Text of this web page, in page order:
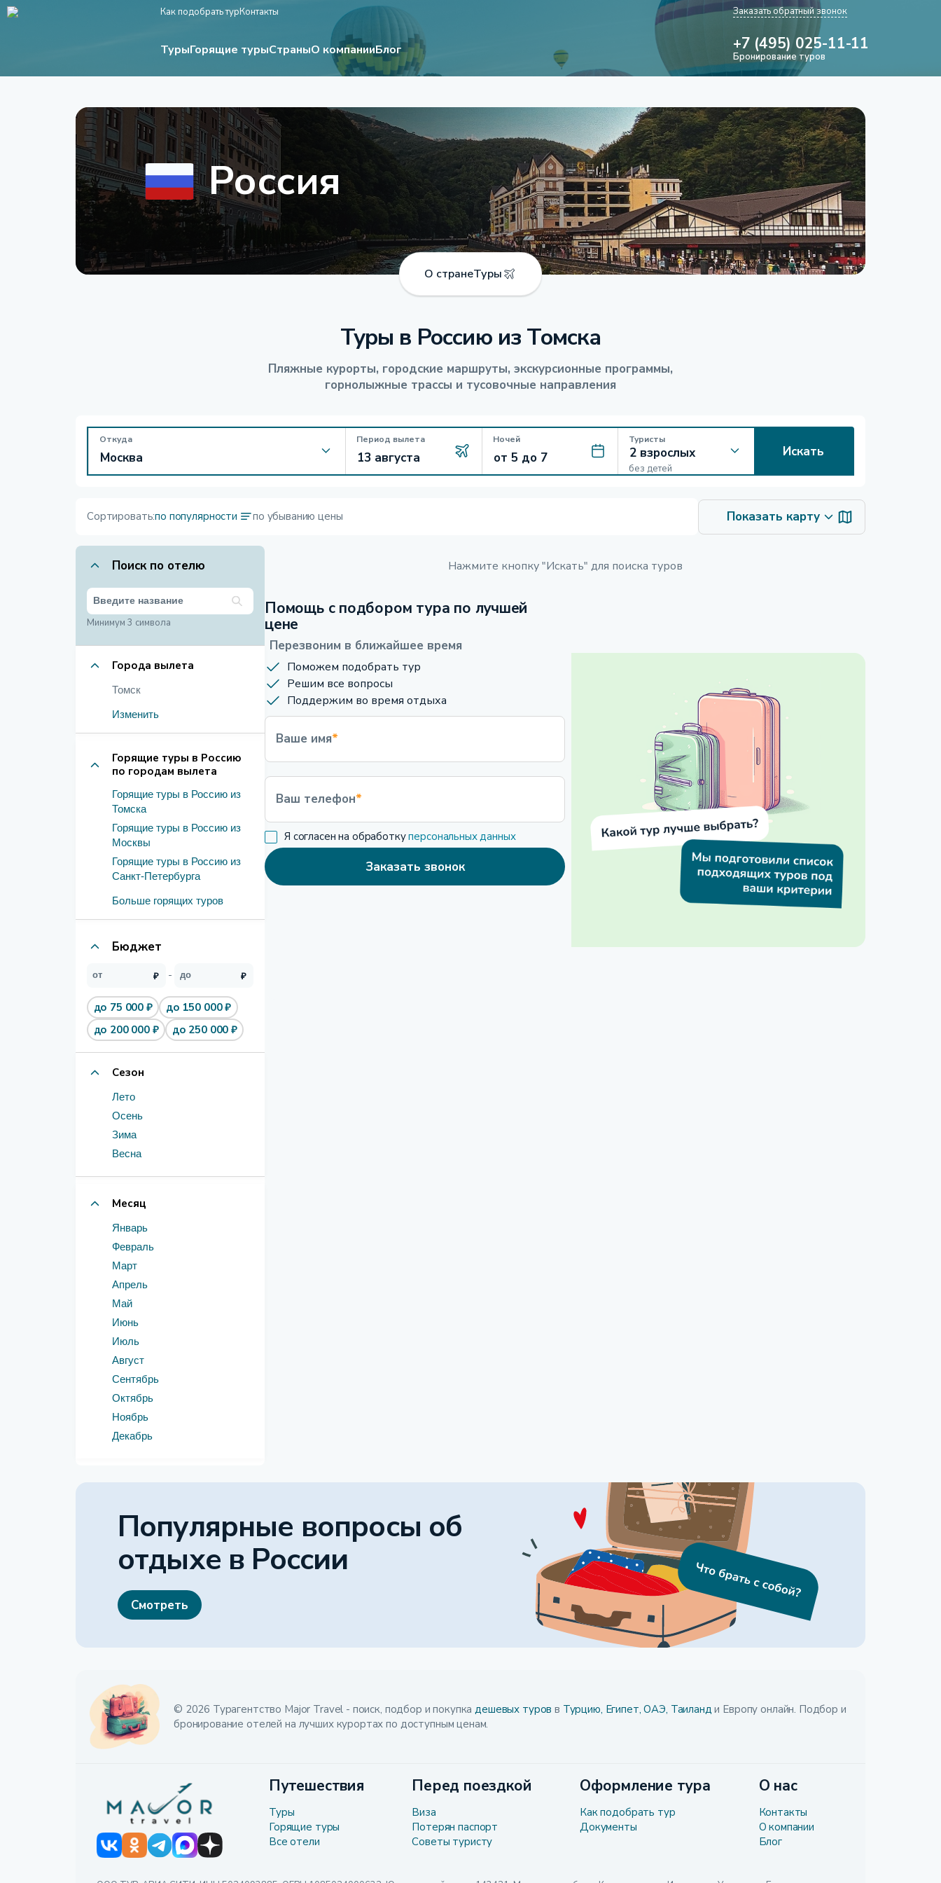
Как подобрать турКонтакты
ТурыГорящие турыСтраныО компанииБлог
Заказать обратный звонок
+7 (495) 025-11-11
Бронирование туров
Россия
О странеТуры
Туры в Россию из Томска
Пляжные курорты, городские маршруты, экскурсионные программы,
горнолыжные трассы и тусовочные направления
Откуда Период вылета Ночей Туристы
без детей
Искать
Сортировать:по популярности по убыванию цены Показать карту
Поиск по отелю
Минимум 3 символа
Города вылета
Томск
Изменить
Горящие туры в Россию
по городам вылета
Горящие туры в Россию из
Томска
Горящие туры в Россию из
Москвы
Горящие туры в Россию из
Санкт-Петербурга
Больше горящих туров
Бюджет
до 75 000 ₽
до 150 000 ₽
до 200 000 ₽
до 250 000 ₽
Сезон
Лето
Осень
Зима
Весна
Месяц
Январь
Февраль
Март
Апрель
Май
Июнь
Июль
Август
Сентябрь
Октябрь
Ноябрь
Декабрь
Нажмите кнопку "Искать" для поиска туров
Помощь с подбором тура по лучшей
цене
Перезвоним в ближайшее время
Поможем подобрать тур
Решим все вопросы
Поддержим во время отдыха
Ваше имя*
Ваш телефон*
Я согласен на обработкуперсональных данных
Заказать звонок
Популярные вопросы об
отдыхе в России
Смотреть
© 2026 Турагентство Major Travel - поиск, подбор и покупкадешевых туров в Турцию, Египет, ОАЭ, Таиланд и Европу онлайн. Подбор и
бронирование отелей на лучших курортах по доступным ценам.
Путешествия
Туры
Горящие туры
Все отели
Перед поездкой
Виза
Потерян паспорт
Советы туристу
Оформление тура
Как подобрать тур
Документы
О нас
Контакты
О компании
Блог